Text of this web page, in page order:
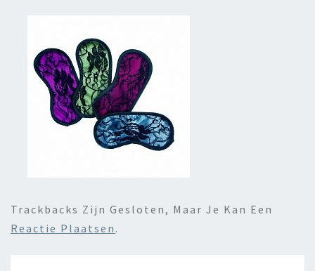
Trackbacks Zijn Gesloten, Maar Je Kan Een
Reactie Plaatsen .